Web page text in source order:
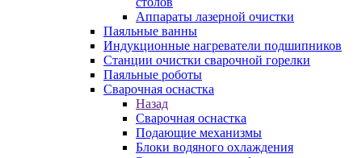
Аппараты лазерной очистки
Паяльные ванны
Индукционные нагреватели подшипников
Станции очистки сварочной горелки
Паяльные роботы
Сварочная оснастка
Назад
Сварочная оснастка
Подающие механизмы
Блоки водяного охлаждения